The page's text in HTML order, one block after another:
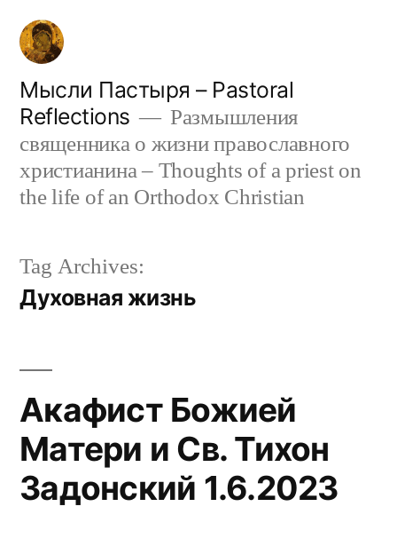
Skip
content
Мысли Пастыря – Pastoral
Reflections
Размышления
священника о жизни православного
христианина – Thoughts of a priest on
the life of an Orthodox Christian
Tag Archives:
Духовная жизнь
Акафист Божией
Матери и Св. Тихон
Задонский 1.6.2023